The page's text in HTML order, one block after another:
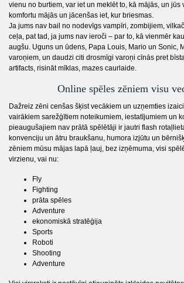
vienu no burtiem, var iet un meklēt to, kā mājās, un jūs
komfortu mājās un jācenšas iet, kur briesmas.
Ja jums nav bail no nodevīgs vampīri, zombijiem,
ceļa, pat tad, ja jums nav ieroči – par to, kā vienmēr
augšu. Uguns un ūdens, Papa Louis, Mario un Sonic,
varoņiem, un daudzi citi drosmīgi varoņi cīnās pret
artifacts, risināt mīklas, mazes caurlaide.
Online spēles zēniem visu
Dažreiz zēni cenšas šķist vecākiem un uzņemties
vairākiem sarežģītiem noteikumiem, iestatījumiem un
pieaugušajiem nav prātā spēlētāji ir jautri flash
konvenciju un ātru braukšanu, humora izjūtu un
zēniem mūsu mājas lapā ļauj, bez izņēmuma, visi
virzienu, vai nu:
Fly
Fighting
prāta spēles
Adventure
ekonomiskā stratēģija
Sports
Roboti
Shooting
Adventure